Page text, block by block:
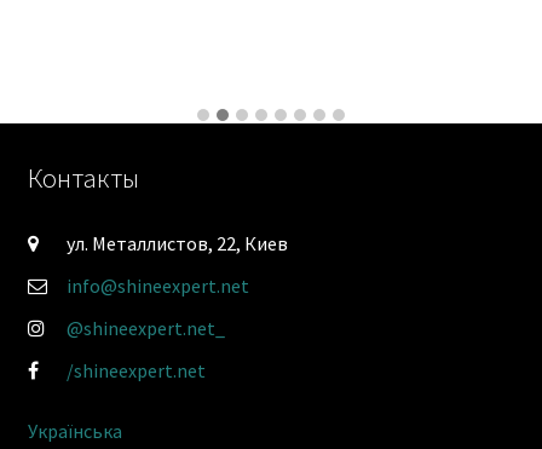
Контакты
ул. Металлистов, 22, Киев
info@shineexpert.net
@shineexpert.net_
/shineexpert.net
Українська